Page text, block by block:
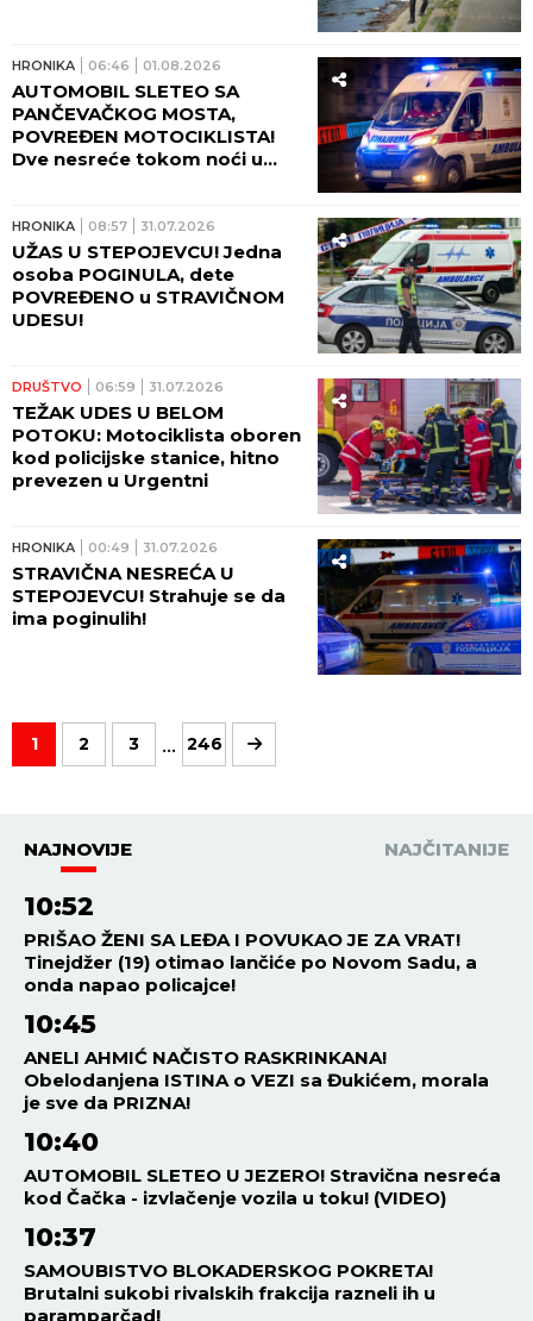
HRONIKA 06:46 01.08.2026
AUTOMOBIL SLETEO SA
PANČEVAČKOG MOSTA,
POVREĐEN MOTOCIKLISTA!
Dve nesreće tokom noći u
HRONIKA 08:57 31.07.2026
UŽAS U STEPOJEVCU! Jedna
osoba POGINULA, dete
POVREĐENO u STRAVIČNOM
UDESU!
DRUŠTVO 06:59 31.07.2026
TEŽAK UDES U BELOM
POTOKU: Motociklista oboren
kod policijske stanice, hitno
prevezen u Urgentni
HRONIKA 00:49 31.07.2026
STRAVIČNA NESREĆA U
STEPOJEVCU! Strahuje se da
ima poginulih!
1 2 3 ... 246
NAJNOVIJE NAJČITANIJE
10:52
PRIŠAO ŽENI SA LEĐA I POVUKAO JE ZA VRAT!
Tinejdžer (19) otimao lančiće po Novom Sadu, a
onda napao policajce!
10:45
ANELI AHMIĆ NAČISTO RASKRINKANA!
Obelodanjena ISTINA o VEZI sa Đukićem, morala
je sve da PRIZNA!
10:40
AUTOMOBIL SLETEO U JEZERO! Stravična nesreća
kod Čačka - izvlačenje vozila u toku! (VIDEO)
10:37
SAMOUBISTVO BLOKADERSKOG POKRETA!
Brutalni sukobi rivalskih frakcija razneli ih u
paramparčad!